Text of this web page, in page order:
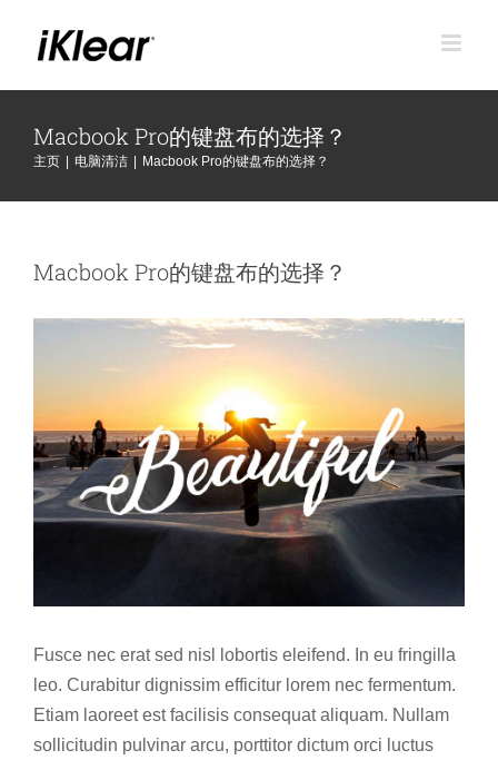
Macbook Pro的键盘布的选择？
主页 | 电脑清洁 | Macbook Pro的键盘布的选择？
Macbook Pro的键盘布的选择？
图
Fusce nec erat sed nisl lobortis eleifend. In eu fringilla
leo. Curabitur dignissim efficitur lorem nec fermentum.
Etiam laoreet est facilisis consequat aliquam. Nullam
sollicitudin pulvinar arcu, porttitor dictum orci luctus